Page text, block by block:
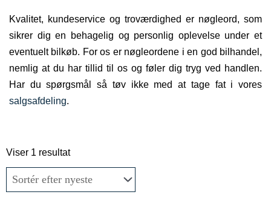
Kvalitet, kundeservice og troværdighed er nøgleord, som
sikrer dig en behagelig og personlig oplevelse under et
eventuelt bilkøb. For os er nøgleordene i en god bilhandel,
nemlig at du har tillid til os og føler dig tryg ved handlen.
Har du spørgsmål så tøv ikke med at tage fat i vores
salgsafdeling.
Viser 1 resultat